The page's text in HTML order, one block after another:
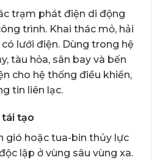
trạm phát điện di động
trình. Khai thác mỏ, hải
lưới điện. Dùng trong hệ
tàu hỏa, sân bay và bến
cho hệ thống điều khiển,
tin liên lạc.
tái tạo
gió hoặc tua-bin thủy lực
lập ở vùng sâu vùng xa.